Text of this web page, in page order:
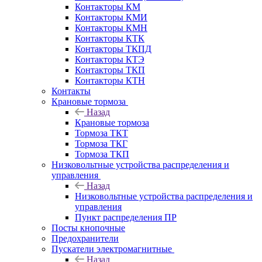
Контакторы КМ
Контакторы КМИ
Контакторы КМН
Контакторы КТК
Контакторы ТКПД
Контакторы КТЭ
Контакторы ТКП
Контакторы КТН
Контакты
Крановые тормоза
Назад
Крановые тормоза
Тормоза ТКТ
Тормоза ТКГ
Тормоза ТКП
Низковольтные устройства распределения и
управления
Назад
Низковольтные устройства распределения и
управления
Пункт распределения ПР
Посты кнопочные
Предохранители
Пускатели электромагнитные
Назад